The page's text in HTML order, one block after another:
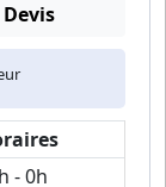
Devis
- 0h